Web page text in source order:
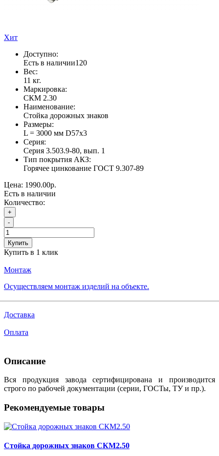
Хит
Доступно:
Есть в наличии120
Вес:
11 кг.
Маркировка:
СКМ 2.30
Наименование:
Стойка дорожных знаков
Размеры:
L = 3000 мм D57х3
Серия:
Серия 3.503.9-80, вып. 1
Тип покрытия АКЗ:
Горячее цинкование ГОСТ 9.307-89
Цена: 1990.00р.
Есть в наличии
Количество:
+
-
Купить
Купить в 1 клик
Монтаж
Осуществляем монтаж изделий на объекте.
Доставка
Оплата
Описание
Вся продукция завода сертифицирована и производится
строго по рабочей документации (серии, ГОСТы, ТУ и пр.).
Рекомендуемые товары
Стойка дорожных знаков СКМ2.50